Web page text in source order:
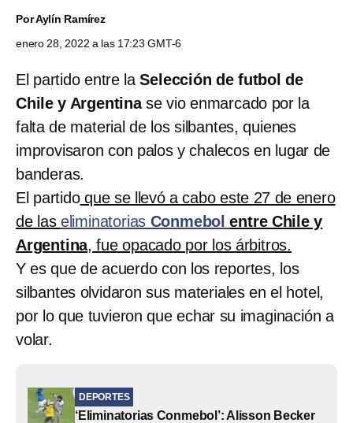
PorAylín Ramírez
enero 28, 2022 a las 17:23 GMT-6
El partido entre laSelección de futbol de
Chile y Argentinase vio enmarcado por la
falta de material de los silbantes, quienes
improvisaron con palos y chalecos en lugar de
banderas.
El partidoque se llevó a cabo este 27 de enero
de las eliminatorias Conmebolentre Chile y
Argentina, fue opacado por los árbitros.
Y es que de acuerdo con los reportes, los
silbantes olvidaron sus materiales en el hotel,
por lo que tuvieron que echar su imaginación a
volar.
DEPORTES
‘Eliminatorias Conmebol’: Alisson Becker